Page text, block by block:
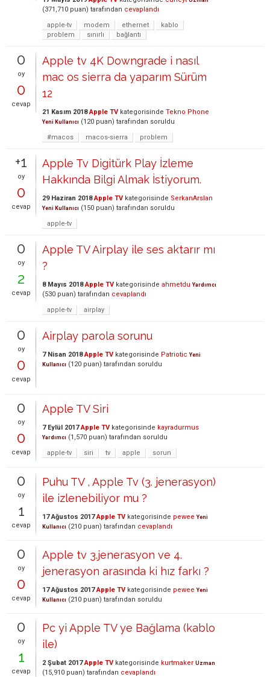
(371,710 puan) tarafından cevaplandı
apple-tv
modem ethernet
kablo
problem
sınırlı bağlantı
0
oy
0
cevap
Apple tv 4K Downgrade i nasıl
mac os sierra da yaparım Sürüm
12
21 Kasım 2018 Apple TV kategorisinde Tekno Phone
Yeni Kullanıcı (120 puan) tarafından soruldu
#macos
macos-sierra problem
+1
oy
0
cevap
Apple Tv Digitürk Play İzleme
Hakkında Bilgi Almak İstiyorum.
29 Haziran 2018 Apple TV kategorisinde SerkanArslan
Yeni Kullanıcı (150 puan) tarafından soruldu
apple-tv
0
oy
2
cevap
Apple TV Airplay ile ses aktarır mı
?
8 Mayıs 2018 Apple TV kategorisinde ahmetdu Yardımcı
(530 puan) tarafından cevaplandı
apple-tv
airplay
0
oy
0
cevap
Airplay parola sorunu
7 Nisan 2018 Apple TV kategorisinde Patriotic Yeni
Kullanıcı (120 puan) tarafından soruldu
0
oy
0
cevap
Apple TV Siri
7 Eylül 2017 Apple TV kategorisinde kayradurmus
Yardımcı (1,570 puan) tarafından soruldu
apple-tv
siri tv apple sorun
0
oy
1
cevap
Puhu TV , Apple Tv (3. jenerasyon)
ile izlenebiliyor mu ?
17 Ağustos 2017 Apple TV kategorisinde pewee Yeni
Kullanıcı (210 puan) tarafından cevaplandı
0
oy
0
cevap
Apple tv 3.jenerasyon ve 4.
jenerasyon arasında ki hız farkı ?
17 Ağustos 2017 Apple TV kategorisinde pewee Yeni
Kullanıcı (210 puan) tarafından soruldu
0
oy
1
cevap
Pc yi Apple TV ye Bağlama (kablo
ile)
2 Şubat 2017 Apple TV kategorisinde kurtmaker Uzman
(15,910 puan) tarafından cevaplandı